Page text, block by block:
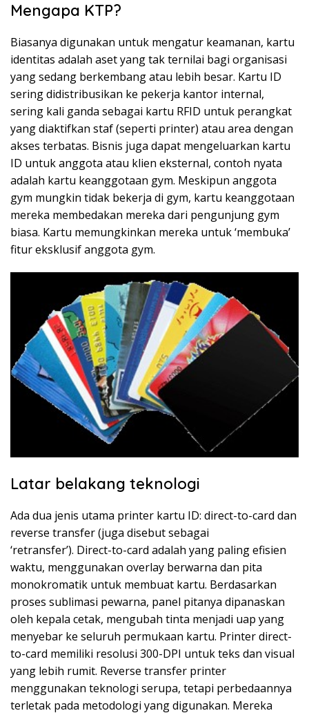
Mengapa KTP?
Biasanya digunakan untuk mengatur keamanan, kartu
identitas adalah aset yang tak ternilai bagi organisasi
yang sedang berkembang atau lebih besar. Kartu ID
sering didistribusikan ke pekerja kantor internal,
sering kali ganda sebagai kartu RFID untuk perangkat
yang diaktifkan staf (seperti printer) atau area dengan
akses terbatas. Bisnis juga dapat mengeluarkan kartu
ID untuk anggota atau klien eksternal, contoh nyata
adalah kartu keanggotaan gym. Meskipun anggota
gym mungkin tidak bekerja di gym, kartu keanggotaan
mereka membedakan mereka dari pengunjung gym
biasa. Kartu memungkinkan mereka untuk ‘membuka’
fitur eksklusif anggota gym.
Latar belakang teknologi
Ada dua jenis utama printer kartu ID: direct-to-card dan
reverse transfer (juga disebut sebagai
‘retransfer’). Direct-to-card adalah yang paling efisien
waktu, menggunakan overlay berwarna dan pita
monokromatik untuk membuat kartu. Berdasarkan
proses sublimasi pewarna, panel pitanya dipanaskan
oleh kepala cetak, mengubah tinta menjadi uap yang
menyebar ke seluruh permukaan kartu. Printer direct-
to-card memiliki resolusi 300-DPI untuk teks dan visual
yang lebih rumit. Reverse transfer printer
menggunakan teknologi serupa, tetapi perbedaannya
terletak pada metodologi yang digunakan. Mereka